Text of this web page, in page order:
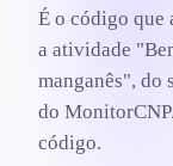
É o código que
a atividade
manganês", do
do
código.